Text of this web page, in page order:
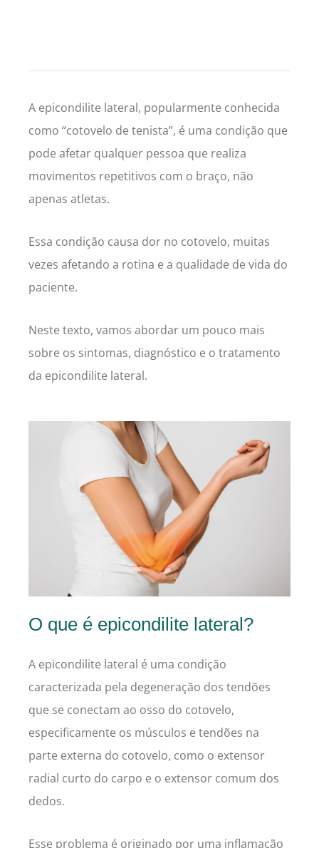
A epicondilite lateral, popularmente conhecida
como “cotovelo de tenista”, é uma condição que
pode afetar qualquer pessoa que realiza
movimentos repetitivos com o braço, não
apenas atletas.
Essa condição causa dor no cotovelo, muitas
vezes afetando a rotina e a qualidade de vida do
paciente.
Neste texto, vamos abordar um pouco mais
sobre os sintomas, diagnóstico e o tratamento
da epicondilite lateral.
O que é epicondilite lateral?
A epicondilite lateral é uma condição
caracterizada pela degeneração dos tendões
que se conectam ao osso do cotovelo,
especificamente os músculos e tendões na
parte externa do cotovelo, como o extensor
radial curto do carpo e o extensor comum dos
dedos.
Esse problema é originado por uma inflamação